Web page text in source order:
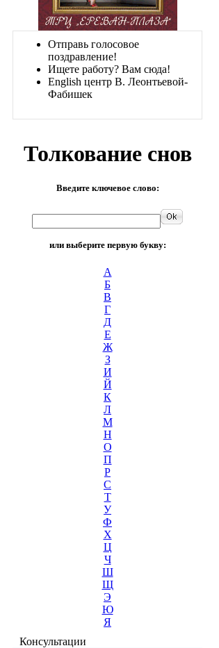
Отправь голосовое
поздравление!
Ищете работу? Вам сюда!
English центр В. Леонтьевой-
Фабишек
Толкование снов
Введите ключевое слово:
или выберите первую букву:
А
Б
В
Г
Д
Е
Ж
З
И
Й
К
Л
М
Н
О
П
Р
С
Т
У
Ф
Х
Ц
Ч
Ш
Щ
Э
Ю
Я
Консультации